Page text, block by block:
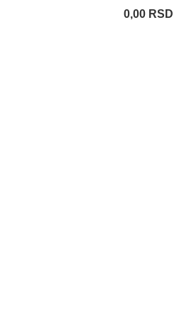
0,00 RSD